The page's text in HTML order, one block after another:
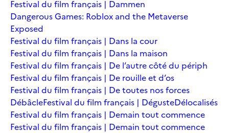
Festival du film français | Dammen
Dangerous Games: Roblox and the Metaverse
Exposed
Festival du film français | Dans la cour
Festival du film français | Dans la maison
Festival du film français | De l’autre côté du périph
Festival du film français | De rouille et d’os
Festival du film français | De toutes nos forces
DébâcleFestival du film français | DégusteDélocalisés
Festival du film français | Demain tout commence
Festival du film français | Demain tout commence